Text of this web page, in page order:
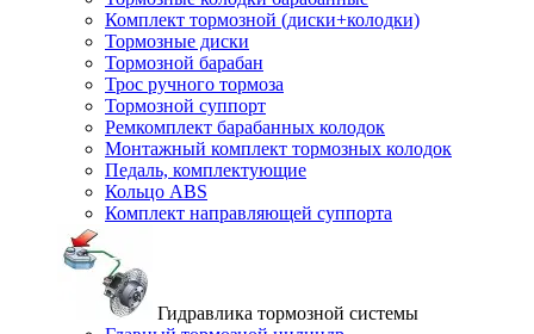
Комплект тормозной (диски+колодки)
Тормозные диски
Тормозной барабан
Трос ручного тормоза
Тормозной суппорт
Ремкомплект барабанных колодок
Монтажный комплект тормозных колодок
Педаль, комплектующие
Кольцо ABS
Комплект направляющей суппорта
Гидравлика тормозной системы